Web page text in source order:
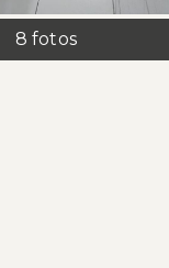
8 fotos